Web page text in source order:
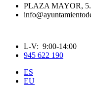
PLAZA MAYOR,
L-V: 9:00-14:00
945 622 190
ES
EU